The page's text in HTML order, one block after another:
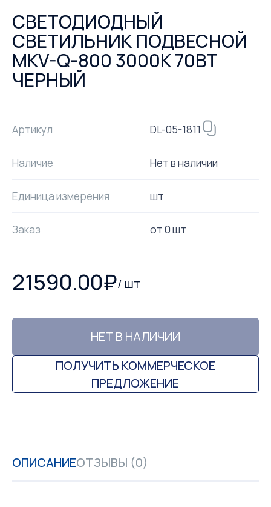
СВЕТОДИОДНЫЙ
СВЕТИЛЬНИК ПОДВЕСНОЙ
MKV-Q-800 3000К 70ВТ
ЧЕРНЫЙ
Артикул DL-05-1811
Наличие Нет в наличии
Единица измерения шт
Заказ от0шт
21590.00₽/ шт
НЕТ В НАЛИЧИИ
ПОЛУЧИТЬ КОММЕРЧЕСКОЕ
ПРЕДЛОЖЕНИЕ
ОПИСАНИЕОТЗЫВЫ (0)